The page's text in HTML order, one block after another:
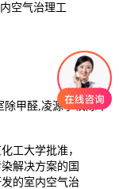
空气治理工
工大学批准，
解决方案的国
的室内空气治